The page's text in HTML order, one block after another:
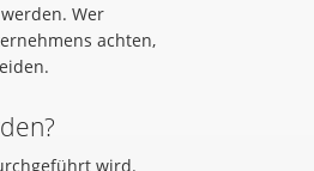
Wer
achten,
wird.